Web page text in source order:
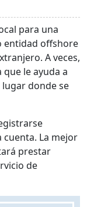
para una
entidad offshore
A veces,
le ayuda a
donde se
La mejor
prestar
de